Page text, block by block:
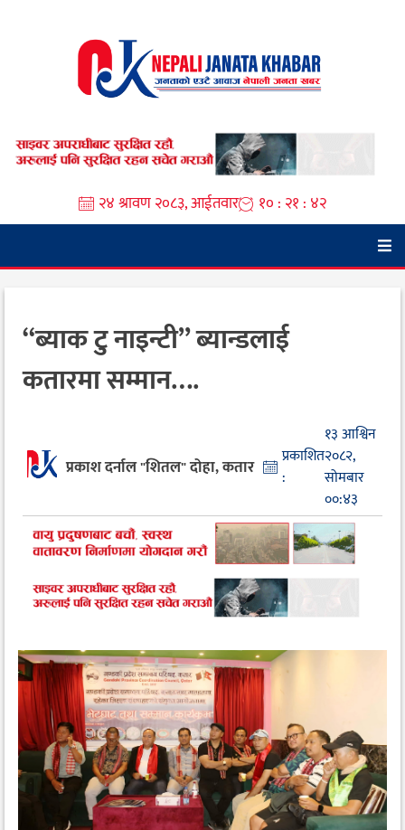
२४ श्रावण २०८३, आईतवार १० : २१ : ४४
“ब्याक टु नाइन्टी” ब्यान्डलाई
कतारमा सम्मान….
प्रकाश दर्नाल "शितल" दोहा, कतार
प्रकाशित
:
१३ आश्विन
२०८२,
सोमबार
००:४३